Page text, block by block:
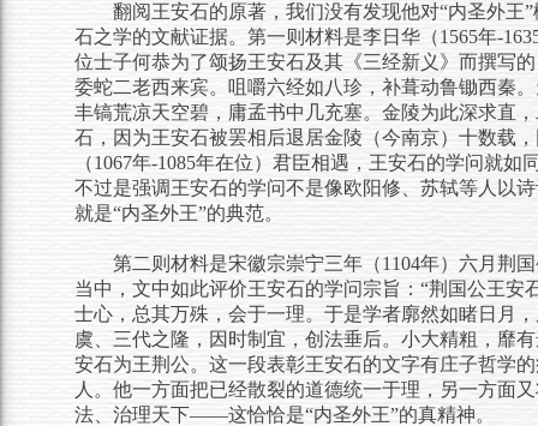
翻阅王安石的原著，我们没有发现他对“内圣外王
石之学的文献证据。第一则材料是李日华（1565年-
位士子何恭为了颂扬王安石及其《三经新义》而撰写
委蛇二老西来宾。咀嚼六经如八珍，补葺动鲁锄西秦
丰镐荒凉天空碧，庸孟书中几充塞。金陵为此深求直
石，因为王安石被罢相后退居金陵（今南京）十数载
（1067年-1085年在位）君臣相遇，王安石的学问就
不过是强调王安石的学问不是像欧阳修、苏轼等人以
就是“内圣外王”的典范。
第二则材料是宋徽宗崇宁三年（1104年）六月荆
当中，文中如此评价王安石的学问宗旨：“荆国公王
士心，总其万殊，会于一理。于是学者廓然如睹日月
虞、三代之隆，因时制宜，创法垂后。小大精粗，靡
安石为王荆公。这一段表彰王安石的文字有庄子哲学
人。他一方面把已经散裂的道德统一于理，另一方面
法、治理天下——这恰恰是“内圣外王”的真精神。